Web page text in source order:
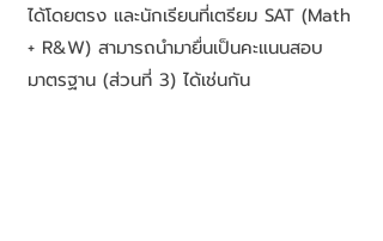
ได้โดยตรง และนักเรียนที่เตรียม SAT (Math
+ R&W) สามารถนำมายื่นเป็นคะแนนสอบ
มาตรฐาน (ส่วนที่ 3) ได้เช่นกัน